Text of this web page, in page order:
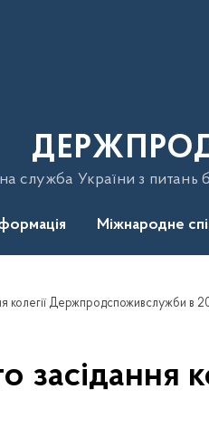
служба України з питань
Міжнародне
колегії Держпродспоживслужби в
засідання